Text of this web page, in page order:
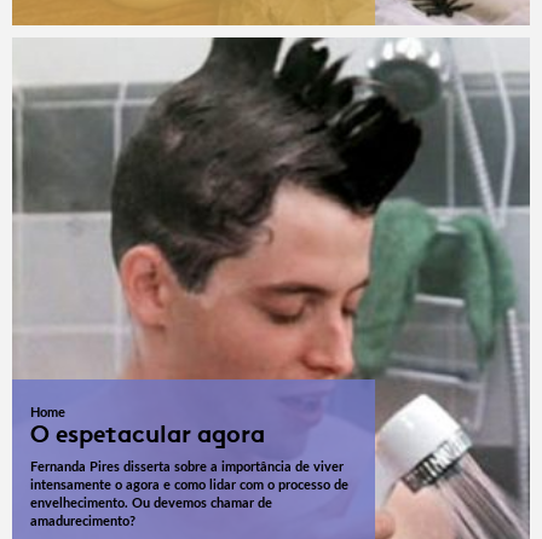
Home
O espetacular agora
Fernanda Pires disserta sobre a importância de viver
intensamente o agora e como lidar com o processo de
envelhecimento. Ou devemos chamar de
amadurecimento?